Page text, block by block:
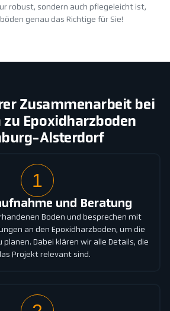
robust, sondern auch pflegeleicht ist,
genau das Richtige für Sie!
Zusammenarbeit bei
zu Epoxidharzboden
Alsterdorf
1
und Beratung
Boden und besprechen mit
an den Epoxidharzboden, um die
planen. Dabei klären wir alle Details, die
Projekt relevant sind.